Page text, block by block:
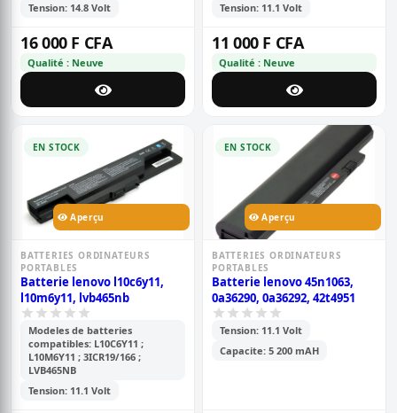
Tension: 14.8 Volt
16 000 F CFA
Qualité : Neuve
Tension: 11.1 Volt
11 000 F CFA
Qualité : Neuve
EN STOCK
Aperçu
BATTERIES ORDINATEURS
PORTABLES
Batterie lenovo l10c6y11,
l10m6y11, lvb465nb
Modeles de batteries
compatibles: L10C6Y11 ;
L10M6Y11 ; 3ICR19/166 ;
LVB465NB
Tension: 11.1 Volt
EN STOCK
Aperçu
BATTERIES ORDINATEURS
PORTABLES
Batterie lenovo 45n1063,
0a36290, 0a36292, 42t4951
Tension: 11.1 Volt
Capacite: 5 200 mAH